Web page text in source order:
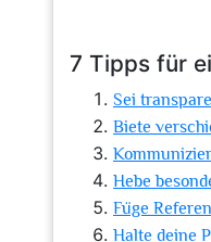
7 Tipps für
Sei
Biete
Hebe
Füge
Halte deine